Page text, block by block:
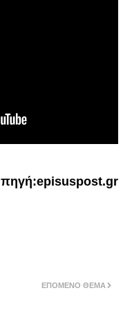
πηγή:episuspost.gr
ΕΠΌΜΕΝΟ ΘΈΜΑ